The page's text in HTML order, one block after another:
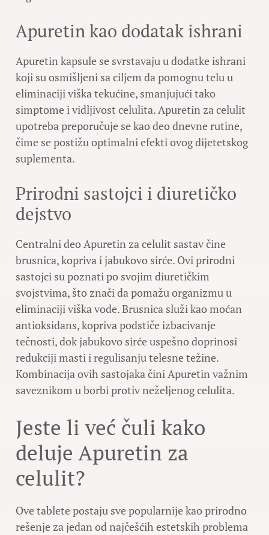
Apuretin kao dodatak ishrani
Apuretin kapsule se svrstavaju u dodatke ishrani
koji su osmišljeni sa ciljem da pomognu telu u
eliminaciji viška tekućine, smanjujući tako
simptome i vidljivost celulita. Apuretin za celulit
upotreba preporučuje se kao deo dnevne rutine,
čime se postižu optimalni efekti ovog dijetetskog
suplementa.
Prirodni sastojci i diuretičko
dejstvo
Centralni deo Apuretin za celulit sastav čine
brusnica, kopriva i jabukovo sirće. Ovi prirodni
sastojci su poznati po svojim diuretičkim
svojstvima, što znači da pomažu organizmu u
eliminaciji viška vode. Brusnica služi kao moćan
antioksidans, kopriva podstiče izbacivanje
tečnosti, dok jabukovo sirće uspešno doprinosi
redukciji masti i regulisanju telesne težine.
Kombinacija ovih sastojaka čini Apuretin važnim
saveznikom u borbi protiv neželjenog celulita.
Jeste li već čuli kako
deluje Apuretin za
celulit?
Ove tablete postaju sve popularnije kao prirodno
rešenje za jedan od najčešćih estetskih problema